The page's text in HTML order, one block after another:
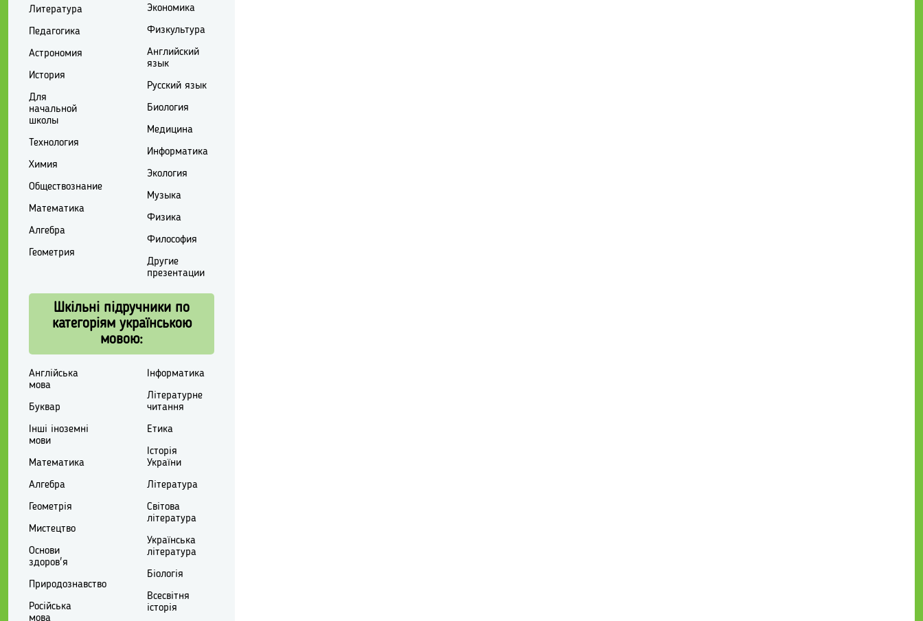
Литература
Педагогика
Астрономия
История
Для
начальной
школы
Технология
Химия
Обществознание
Математика
Алгебра
Геометрия
Экономика
Физкультура
Английский
язык
Русский язык
Биология
Медицина
Информатика
Экология
Музыка
Физика
Философия
Другие
презентации
Шкільні підручники по
категоріям українською
мовою:
Англійська
мова
Буквар
Інші іноземні
мови
Математика
Алгебра
Геометрія
Мистецтво
Основи
здоров'я
Природознавство
Російська
мова
Інформатика
Літературне
читання
Етика
Історія
України
Література
Світова
література
Українська
література
Біологія
Всесвітня
історія